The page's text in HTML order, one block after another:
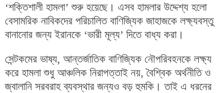
‘শক্তিশালী হামলা’ শুরু হয়েছে। এসব হামলার উদ্দেশ্য হলো
বেসামরিক নাবিকদের পরিচালিত বাণিজ্যিক জাহাজকে লক্ষ্যবস্তু
বানানোর জন্য ইরানকে ‘ভারী মূল্য’ দিতে বাধ্য করা।
সেন্টকমের ভাষ্য, আন্তর্জাতিক বাণিজ্যিক নৌপরিবহনকে লক্ষ্য
করে হামলা শুধু আঞ্চলিক নিরাপত্তাই নয়, বৈশ্বিক অর্থনীতি ও
জ্বালানি সরবরাহ ব্যবস্থার জন্যও বড় হুমকি। তাই এ ধরনের